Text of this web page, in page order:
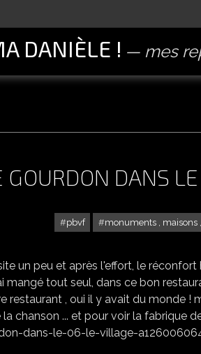
DANIÈLE ! mes
GOURDON DANS
pbvf monuments , maisons
LE PBVF
un peu et après l'effort, le réconfort
mangé tout seul, dans ce bon
restaurant , oui il y avait du monde !
chanson ... et pour voir la fabrique
dans-le-06-le-village-a126006064